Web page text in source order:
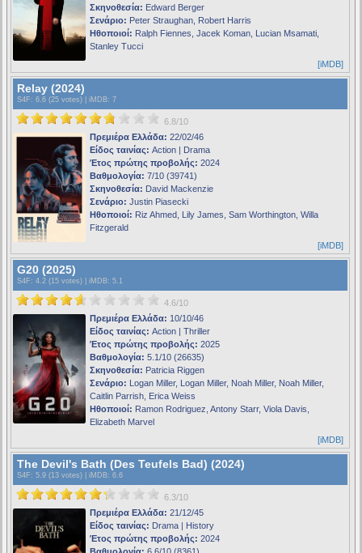
Σκηνοθεσία: Edward Berger
Σενάριο: Peter Straughan, Robert Harris
Ηθοποιοί: Ralph Fiennes, Jacek Koman, Lucian Msamati,
Stanley Tucci
[iMDB]
Relay (2024)
S4F : 6.6 (25 votes) | iMDB: 7
6.8/10
Πρεμιέρα Ελλάδα: 22/02/46
Είδος ταινίας: Action | Drama
Έτος πρώτης προβολής: 2024
Βαθμολογία: 7/10 (39741)
Σκηνοθεσία: David Mackenzie
Σενάριο: Justin Piasecki
Ηθοποιοί: Riz Ahmed, Lily James, Sam Worthington, Willa
Fitzgerald
[iMDB]
G20 (2025)
S4F : 4.2 (15 votes) | iMDB: 5.1
4.6/10
Πρεμιέρα Ελλάδα: 10/10/46
Είδος ταινίας: Action | Thriller
Έτος πρώτης προβολής: 2025
Βαθμολογία: 5.1/10 (26635)
Σκηνοθεσία: Patricia Riggen
Σενάριο: Logan Miller, Logan Miller, Noah Miller, Noah Miller,
Caitlin Parrish, Erica Weiss
Ηθοποιοί: Ramon Rodriguez, Antony Starr, Viola Davis,
Elizabeth Marvel
[iMDB]
The Devil's Bath (Des Teufels Bad) (2024)
S4F : 5.9 (13 votes) | iMDB: 6.6
6.3/10
Πρεμιέρα Ελλάδα: 21/12/45
Είδος ταινίας: Drama | History
Έτος πρώτης προβολής: 2024